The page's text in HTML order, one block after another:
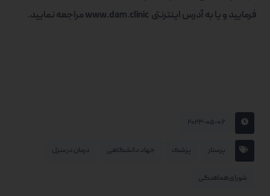
فرمایید و یا به آدرس اینترنتی
مراجعه نمایید.
۲۰۲۳-۰۵-۰۶
پرستار پزشک جهاد دانشگاهی درمان در منزل
شورای هماهنگی